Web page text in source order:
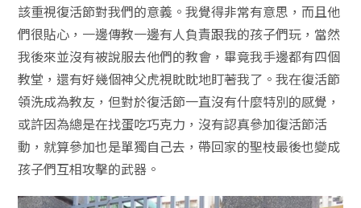
該重視復活節對我們的意義。我覺得非常有意思，而且他
們很貼心，一邊傳教一邊有人負責跟我的孩子們玩，當然
我後來並沒有被說服去他們的教會，畢竟我手邊都有四個
教堂，還有好幾個神父虎視眈眈地盯著我了。我在復活節
領洗成為教友，但對於復活節一直沒有什麼特別的感覺，
或許因為總是在找蛋吃巧克力，沒有認真參加復活節活
動，就算參加也是單獨自己去，帶回家的聖枝最後也變成
孩子們互相攻擊的武器。